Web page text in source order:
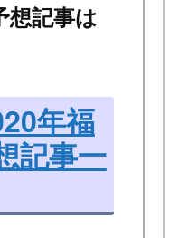
想記事は
年福
記事一